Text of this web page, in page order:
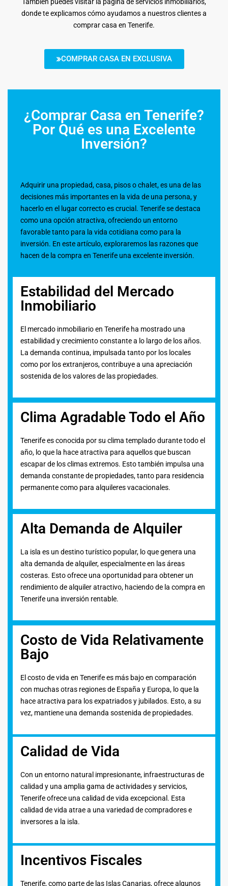
donde te explicamos cómo ayudamos a nuestros clientes a
comprar casa en Tenerife.
COMPRAR CASA EN EXCLUSIVA
¿Comprar Casa en Tenerife?
Por Qué es una Excelente
Inversión?
Adquirir una propiedad, casa, pisos o chalet, es una de las
decisiones más importantes en la vida de una persona, y
hacerlo en el lugar correcto es crucial. Tenerife se destaca
como una opción atractiva, ofreciendo un entorno
favorable tanto para la vida cotidiana como para la
inversión. En este artículo, exploraremos las razones que
hacen de la compra en Tenerife una excelente inversión.
Estabilidad del Mercado
Inmobiliario
El mercado inmobiliario en Tenerife ha mostrado una
estabilidad y crecimiento constante a lo largo de los años.
La demanda continua, impulsada tanto por los locales
como por los extranjeros, contribuye a una apreciación
sostenida de los valores de las propiedades.
Clima Agradable Todo el Año
Tenerife es conocida por su clima templado durante todo el
año, lo que la hace atractiva para aquellos que buscan
escapar de los climas extremos. Esto también impulsa una
demanda constante de propiedades, tanto para residencia
permanente como para alquileres vacacionales.
Alta Demanda de Alquiler
La isla es un destino turístico popular, lo que genera una
alta demanda de alquiler, especialmente en las áreas
costeras. Esto ofrece una oportunidad para obtener un
rendimiento de alquiler atractivo, haciendo de la compra en
Tenerife una inversión rentable.
Costo de Vida Relativamente
Bajo
El costo de vida en Tenerife es más bajo en comparación
con muchas otras regiones de España y Europa, lo que la
hace atractiva para los expatriados y jubilados. Esto, a su
vez, mantiene una demanda sostenida de propiedades.
Calidad de Vida
Con un entorno natural impresionante, infraestructuras de
calidad y una amplia gama de actividades y servicios,
Tenerife ofrece una calidad de vida excepcional. Esta
calidad de vida atrae a una variedad de compradores e
inversores a la isla.
Incentivos Fiscales
Tenerife, como parte de las Islas Canarias, ofrece algunos